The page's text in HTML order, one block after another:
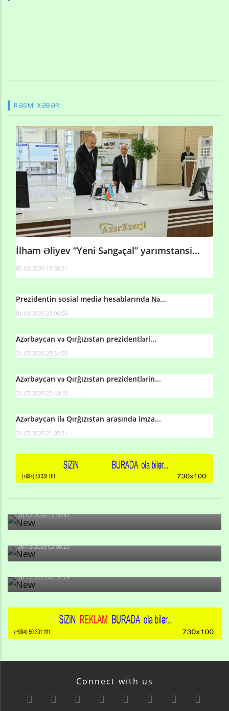
RƏSMI XƏBƏR
İlham Əliyev “Yeni Səngəçal” yarımstansi...
05-08-2026 13:38:21
Prezidentin sosial media hesablarında Nə...
01-08-2026 23:06:06
Azərbaycan və Qırğızıstan prezidentləri...
31-07-2026 23:34:05
Azərbaycan və Qırğızıstan prezidentlərin...
31-07-2026 22:40:10
Azərbaycan ilə Qırğızıstan arasında imza...
31-07-2026 21:05:21
Qulu Məhərrəmli: Sosial şəbəkələrdə söyüş niyə artıb?
20-02-2026 17:55:47
Məni bura NAZİR GÖNDƏRİB - 1937-ci ildən fəaliyyətdə
olan və...
26-12-2025 02:08:23
-Ay qız, sən məhkəməni udmayacaqsan... Sən bilirsən
də, məni...
26-12-2025 00:54:29
Connect with us